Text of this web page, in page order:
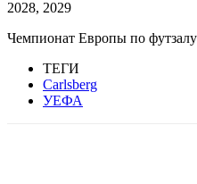
2028, 2029
Чемпионат Европы по
ТЕГИ
Carlsberg
УЕФА